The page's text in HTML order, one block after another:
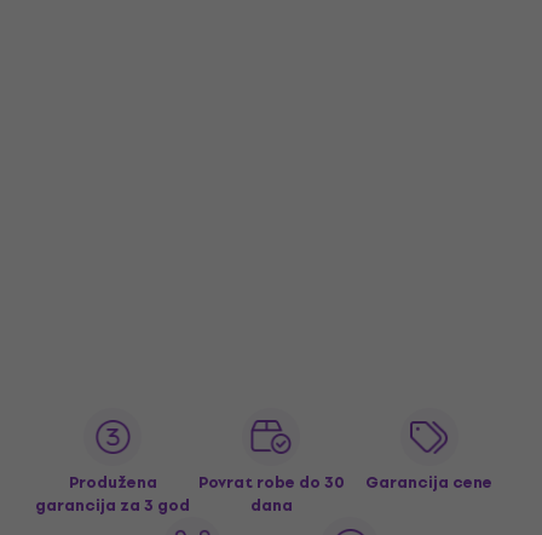
Produžena
garancija za 3 god
Povrat robe do 30
dana
Garancija cene